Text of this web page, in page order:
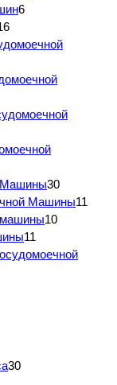
6
Машины30
Машины11
машины10
11
30